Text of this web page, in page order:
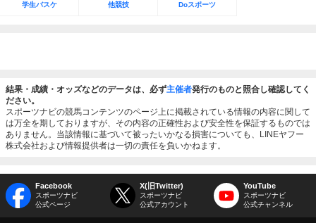
学生バスケ 他競技 Doスポーツ
結果・成績・オッズなどのデータは、必ず主催者発行のものと照合し確認してく
ださい。
スポーツナビの競馬コンテンツのページ上に掲載されている情報の内容に関して
は万全を期しておりますが、その内容の正確性および安全性を保証するものでは
ありません。当該情報に基づいて被ったいかなる損害についても、LINEヤフー
株式会社および情報提供者は一切の責任を負いかねます。
Facebook
スポーツナビ
公式ページ
X(旧Twitter)
スポーツナビ
公式アカウント
YouTube
スポーツナビ
公式チャンネル